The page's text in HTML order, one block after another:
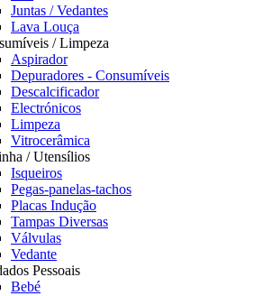
Juntas / Vedantes
Lava Louça
/ Limpeza
Aspirador
Depuradores - Consumíveis
Descalcificador
Electrónicos
Limpeza
Vitrocerâmica
/ Utensílios
Isqueiros
Pegas-panelas-tachos
Placas Indução
Tampas Diversas
Válvulas
Vedante
Pessoais
Bebé